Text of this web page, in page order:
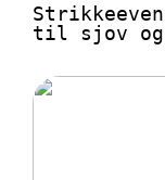
til sjov og